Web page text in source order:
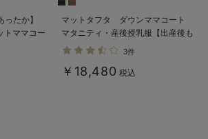
たか】
トママコー
出産後も
マットタフタ ダウンママコート
マタニティ・産後授乳服【出産後も
長く使える】Rosemadame（ロー
3件
￥18,480 税込